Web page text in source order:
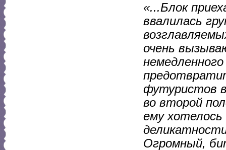
«...Блок
ввалилась
очень
футуристов
во второй
ему
Огромный,